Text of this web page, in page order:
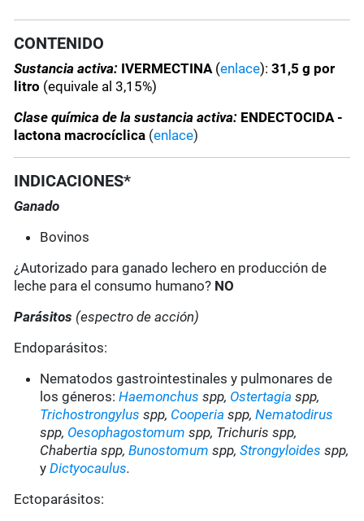
CONTENIDO
Sustancia activa: IVERMECTINA (enlace):31,5 g por
litro (equivale al 3,15%)
Clase química de la sustancia activa: ENDECTOCIDA -
lactona macrocíclica (enlace)
INDICACIONES*
Ganado
Bovinos
¿Autorizado para ganado lechero en producción de
leche para el consumo humano? NO
Parásitos (espectro de acción)
Endoparásitos:
Nematodos gastrointestinales y pulmonares de
los géneros:Haemonchusspp, Ostertagia spp,
Trichostrongylusspp, Cooperia spp,Nematodirus
spp, Oesophagostomum spp, Trichuris spp,
Chabertia spp,Bunostomumspp,Strongyloides spp,
y Dictyocaulus.
Ectoparásitos: